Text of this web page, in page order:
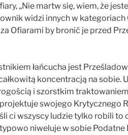
„Nie martw się, wiem, że
widzi innych w
Ofiarami by bronić je przed
łańcucha jest
koncentracją na sobie.
i szorstkim
swojego Krytycznego
ci wszyscy ludzie tylko robili to
niweluje w sobie